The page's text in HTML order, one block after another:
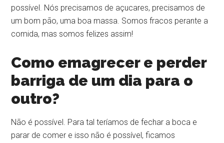
possível. Nós precisamos de açucares, precisamos de
um bom pão, uma boa massa. Somos fracos perante a
comida, mas somos felizes assim!
Como emagrecer e perder
barriga de um dia para o
outro?
Não é possível. Para tal teríamos de fechar a boca e
parar de comer e isso não é possível, ficamos